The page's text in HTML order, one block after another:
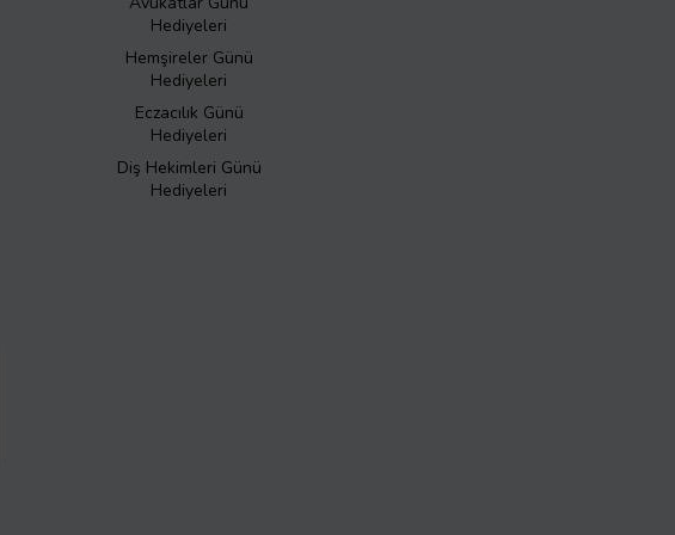
Hediyeleri
Hemşireler Günü
Hediyeleri
Eczacılık Günü
Hediyeleri
Diş Hekimleri Günü
Hediyeleri